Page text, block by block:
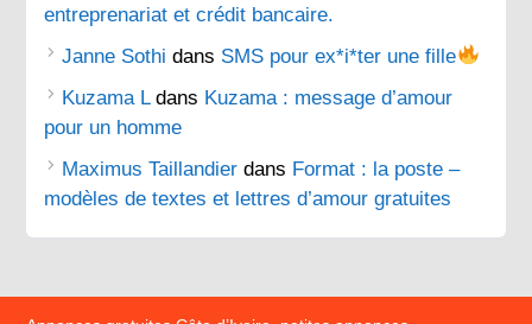
entreprenariat et crédit bancaire.
Janne Sothi dans SMS pour ex*i*ter une fille
Kuzama Ldans Kuzama : message d’amour
pour un homme
Maximus Taillandier dans Format : la poste –
modèles de textes et lettres d’amour gratuites